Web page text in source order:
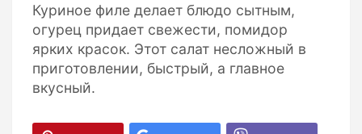
Куриное филе делает блюдо сытным,
огурец придает свежести, помидор
ярких красок. Этот салат несложный в
приготовлении, быстрый, а главное
вкусный.